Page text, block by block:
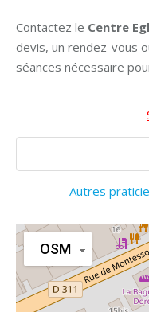
Contactez le Centre
devis, un rendez-vous
séances nécessaire
Autres
OSM